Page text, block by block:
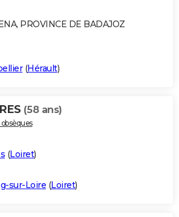
PROVINCE DE BADAJOZ
(Hérault)
(58 ans)
(Loiret)
sur-Loire (Loiret)